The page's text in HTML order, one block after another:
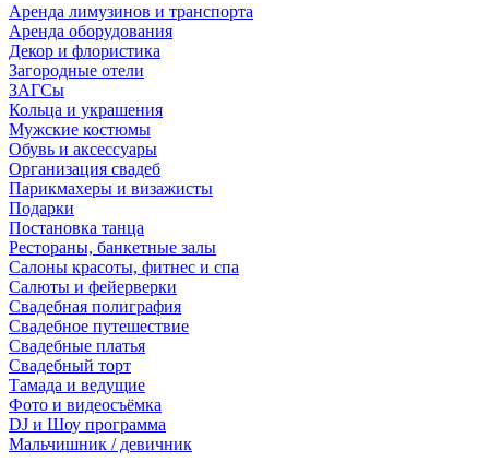
Аренда лимузинов и транспорта
Аренда оборудования
Декор и флористика
Загородные отели
ЗАГСы
Кольца и украшения
Мужские костюмы
Обувь и аксессуары
Организация свадеб
Парикмахеры и визажисты
Подарки
Постановка танца
Рестораны, банкетные залы
Салоны красоты, фитнес и спа
Салюты и фейерверки
Свадебная полиграфия
Свадебное путешествие
Свадебные платья
Свадебный торт
Тамада и ведущие
Фото и видеосъёмка
DJ и Шоу программа
Мальчишник / девичник